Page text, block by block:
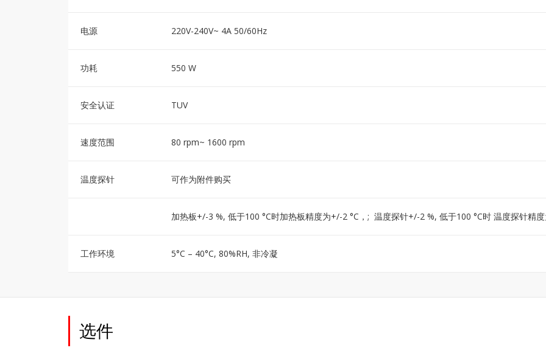
电源 220V-240V~ 4A 50/60Hz
功耗 550 W
安全认证 TUV
速度范围 80 rpm~ 1600 rpm
温度探针 可作为附件购买
加热板+/-3 %, 低于100 °C时加热板精度为+/-2 °C，; 温度探针+/-2 %, 低于100 °C时 温度探针精
工作环境 5°C – 40°C, 80%RH, 非冷凝
选件